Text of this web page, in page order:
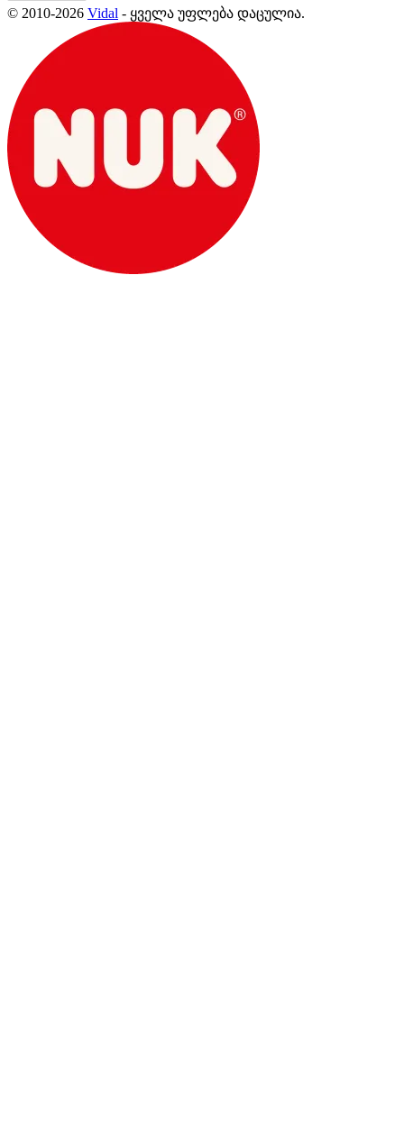
© 2010-2026 Vidal - ყველა უფლება დაცულია.